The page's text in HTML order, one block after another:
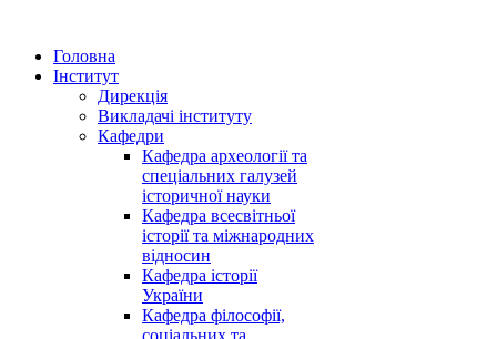
Головна
Інститут
Дирекція
Викладачі інституту
Кафедри
Кафедра археології та
спеціальних галузей
історичної науки
Кафедра всесвітньої
історії та міжнародних
відносин
Кафедра історії
України
Кафедра філософії,
соціальних та